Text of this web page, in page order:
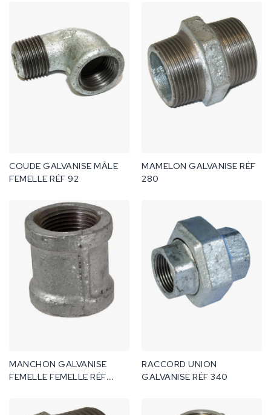
COUDE GALVANISE MÂLE
FEMELLE RÉF 92
MAMELON GALVANISE RÉF
280
MANCHON GALVANISE
FEMELLE FEMELLE RÉF
RACCORD UNION
GALVANISE RÉF 340